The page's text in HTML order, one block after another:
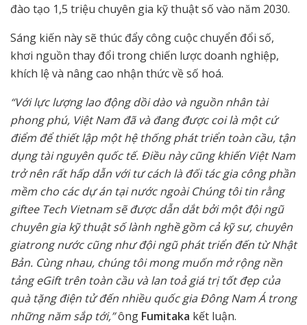
đào tạo 1,5 triệu chuyên gia kỹ thuật số vào năm 2030.
Sáng kiến này sẽ thúc đẩy công cuộc chuyển đổi số,
khơi nguồn thay đổi trong chiến lược doanh nghiệp,
khích lệ và nâng cao nhận thức về số hoá.
“Với lực lượng lao động dồi dào và nguồn nhân tài
phong phú, Việt Nam đã và đang được coi là một cứ
điểm để thiết lập một hệ thống phát triển toàn cầu, tận
dụng tài nguyên quốc tế. Điều này cũng khiến Việt Nam
trở nên rất hấp dẫn với tư cách là đối tác gia công phần
mềm cho các dự án tại nước ngoài Chúng tôi tin rằng
giftee Tech Vietnam sẽ được dẫn dắt bởi một đội ngũ
chuyên gia kỹ thuật số lành nghề gồm cả kỹ sư, chuyên
giatrong nước cũng như đội ngũ phát triển đến từ Nhật
Bản. Cùng nhau, chúng tôi mong muốn mở rộng nền
tảng eGift trên toàn cầu và lan toả giá trị tốt đẹp của
quà tặng điện tử đến nhiều quốc gia Đông Nam Á trong
những năm sắp tới,”ông Fumitaka kết luận.